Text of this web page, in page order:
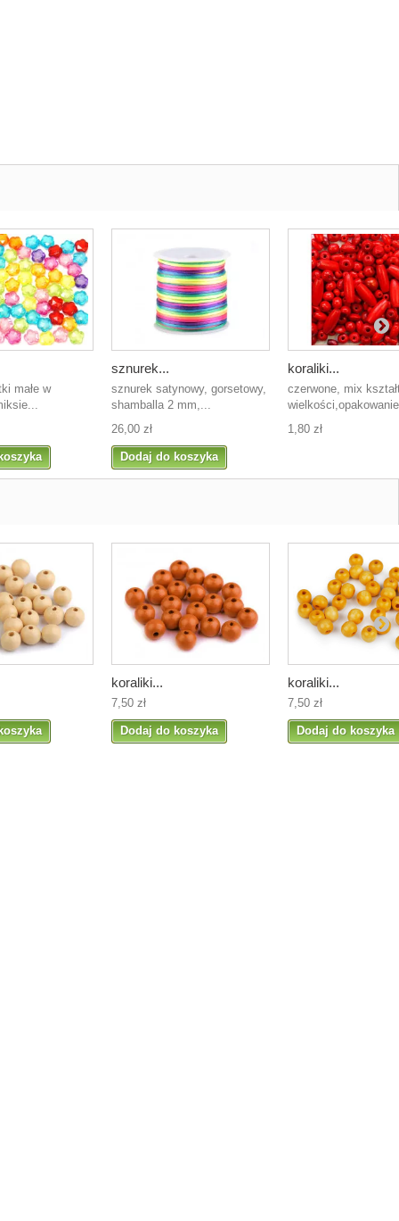
małe w
sznurek...
sznurek satynowy, gorsetowy,
shamballa 2 mm,...
26,00 zł
Dodaj do koszyka
koraliki...
czerwone, mix
1,80 zł
koraliki...
7,50 zł
Dodaj do koszyka
koraliki...
7,50 zł
Dodaj do koszyka